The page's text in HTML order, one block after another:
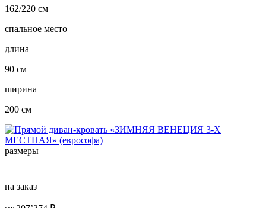
162/220 см
спальное место
длина
90 см
ширина
200 см
размеры
на заказ